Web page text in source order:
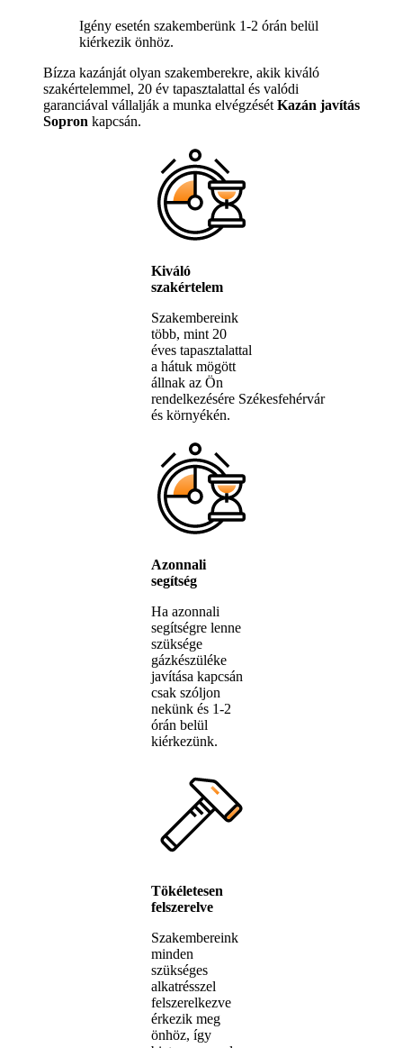
Igény esetén szakemberünk 1-2 órán belül
kiérkezik önhöz.
Bízza kazánját olyan szakemberekre, akik kiváló
szakértelemmel, 20 év tapasztalattal és valódi
garanciával vállalják a munka elvégzését Kazán javítás
Sopron kapcsán.
Kiváló
szakértelem
Szakembereink
több, mint 20
éves tapasztalattal
a hátuk mögött
állnak az Ön
rendelkezésére Székesfehérvár
és környékén.
Azonnali
segítség
Ha azonnali
segítségre lenne
szüksége
gázkészüléke
javítása kapcsán
csak szóljon
nekünk és 1-2
órán belül
kiérkezünk.
Tökéletesen
felszerelve
Szakembereink
minden
szükséges
alkatrésszel
felszerelkezve
érkezik meg
önhöz, így